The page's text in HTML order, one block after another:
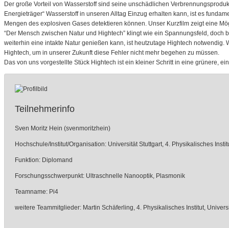
Der große Vorteil von Wasserstoff sind seine unschädlichen
Energieträger“ Wasserstoff in unseren Alltag Einzug erhalten kann, ist es
Mengen des explosiven Gases detektieren können. Unser Kurzfilm zeigt eine
“Der Mensch zwischen Natur und Hightech” klingt wie ein Spannungsfeld,
weiterhin eine intakte Natur genießen kann, ist heutzutage Hightech
Hightech, um in unserer Zukunft diese Fehler nicht mehr begehen zu müssen.
Das von uns vorgestellte Stück Hightech ist ein kleiner Schritt in eine grünere,
Teilnehmerinfo
Sven Moritz Hein (svenmoritzhein)
Hochschule/Institut/Organisation: Universität Stuttgart, 4. Physikalisches
Funktion: Diplomand
Forschungsschwerpunkt: Ultraschnelle Nanooptik, Plasmonik
Teamname: Pi4
weitere Teammitglieder: Martin Schäferling, 4. Physikalisches Institut,